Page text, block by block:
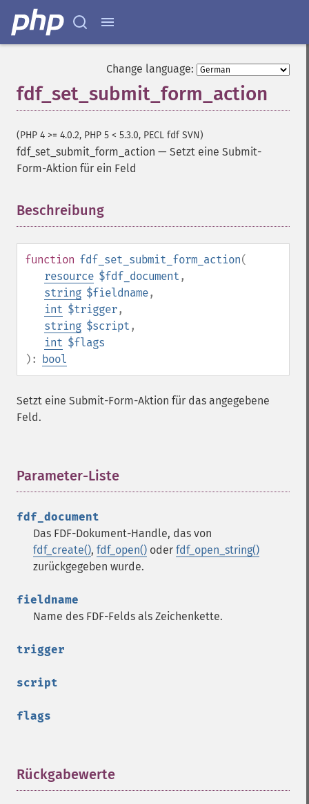
Change language:
fdf_set_submit_form_action
(PHP 4 >= 4.0.2, PHP 5 < 5.3.0, PECL fdf SVN)
fdf_set_submit_form_action — Setzt eine Submit-
Form-Aktion für ein Feld
Beschreibung
function fdf_set_submit_form_action(
resource $fdf_document ,
string $fieldname,
int $trigger,
string $script ,
int $flags
): bool
Setzt eine Submit-Form-Aktion für das angegebene
Feld.
Parameter-Liste
fdf_document
Das FDF-Dokument-Handle, das von
fdf_create(), fdf_open() oder fdf_open_string()
zurückgegeben wurde.
fieldname
Name des FDF-Felds als Zeichenkette.
trigger
script
flags
Rückgabewerte